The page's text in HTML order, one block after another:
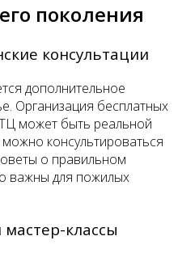
поколения
консультации
дополнительное
Организация бесплатных
может быть реальной
консультироваться
о правильном
важны для пожилых
классы